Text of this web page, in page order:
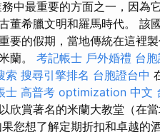
中最重要的方面之一，因為
董希臘文明和羅馬時代。 該
要的假期，當地傳統在這裡
蘭。 考記帳士 戶外婚禮 台
索 搜尋引擎排名 台胞證台中
士 高普考 optimization 中文
欣賞著名的米蘭大教堂（在
您想了解定期折扣和卓越的